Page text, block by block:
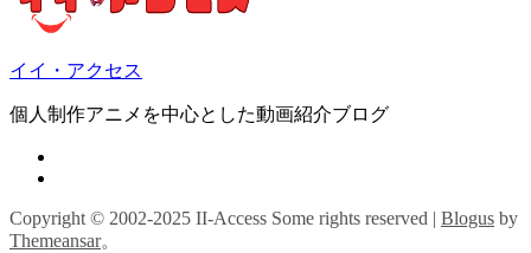
イイ・アクセス
個人制作アニメを中心とした動画紹介ブログ
Copyright © 2002-2025 II-Access Some rights reserved | Blogus by
Themeansar。